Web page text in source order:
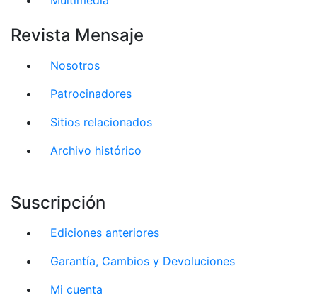
Revista Mensaje
Nosotros
Patrocinadores
Sitios relacionados
Archivo histórico
Suscripción
Ediciones anteriores
Garantía, Cambios y Devoluciones
Mi cuenta